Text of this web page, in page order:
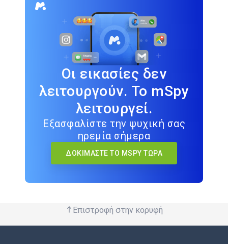
Οι εικασίες δεν
λειτουργούν. Το mSpy
λειτουργεί.
Εξασφαλίστε την ψυχική σας
ηρεμία σήμερα
ΔΟΚΙΜΆΣΤΕ ΤΟ MSPY ΤΏΡΑ
Επιστροφή στην κορυφή